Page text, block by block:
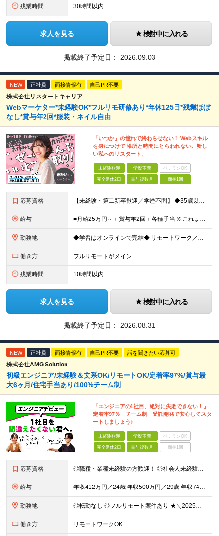
残業時間 30時間以内
求人を見る 検討中に入れる
掲載終了予定日： 2026.09.03
NEW 正社員 面接情報有 自己PR不要
株式会社リスタートキャリア
Webマーケター*未経験OK*フルリモ研修あり*年休125日*残業ほぼ
なし*賞与年2回*服装・ネイル自由
「いつか」の憧れで終わらせない！ Webスキル
を身につけて 場所と時間にとらわれない、新し
い私へのリスタート。
未経験歓迎 学歴不問 ベテランOK
完全週休2日 賞与複数月 面接1回
応募資格 【未経験・第二新卒歓迎／学歴不問】 ◆35歳以下の方（若年層の長期キャリア形成を図るため) ◆お人柄・意欲重視の採用です！ ＜こんな方は大歓迎！＞ ・SNSや動画を見るのが好きで、トレンドに敏感 ・
給与 ■月給25万円～＋賞与年2回＋各種手当 ※これまでの経験・スキル・前職の給与を考慮して決定します ※上記には、固定残業代（月20時間分／32,500円～）が含まれます ＜研修期間（7ヶ月～最大10ヶ
勤務地 ◆学習はオンラインで完結◆ リモートワーク／フルリモート案件あり・転勤なし ◇本社(秋葉原)または一都三県のクライアント先 ※勤務地につきましては、ご相談の上で配属 ＜本社＞ ◇東京都台東区台東1
働き方 フルリモートがメイン
残業時間 10時間以内
求人を見る 検討中に入れる
掲載終了予定日： 2026.08.31
NEW 正社員 面接情報有 自己PR不要 話を聞きたい応募可
株式会社AMG Solution
初級エンジニア/未経験＆文系OK/リモートOK/定着率97%/賞与最
大6ヶ月/住宅手当あり/100%チーム制
「エンジニアの1社目、絶対に失敗できない！」
定着率97％・チーム制・受託開発で安心してスタ
ートしましょう♪
未経験歓迎 学歴不問 ベテランOK
完全週休2日 賞与複数月 面接1回
応募資格 ◎職種・業種未経験の方歓迎！ ◎社会人未経験、フリーター出身の方歓迎！ ◎第二新卒、ブランクありの方歓迎！ ■学歴不問 ■特別な資格や経験はいりません。お気軽にご応募ください。 ＜こんな方にピッタリ
給与 年収412万円／24歳 年収500万円／29歳 年収740万円／34歳 ▲▲年収例▲▲ 月給24万1800円～+賞与年2回（賞与昨年実績3.2ヶ月）+各種手当＋住宅手当あり(最大1万5千円) ※経
勤務地 ◎転勤なし ◎フルリモート案件あり ★＼2025年10月20日にNEWオフィス移転／★ ━━━━━━━━━━━━━━━━━━━━━━ AMG Solutionは、日本橋大伝馬町に移転！ 移転に向けて
働き方 リモートワークOK